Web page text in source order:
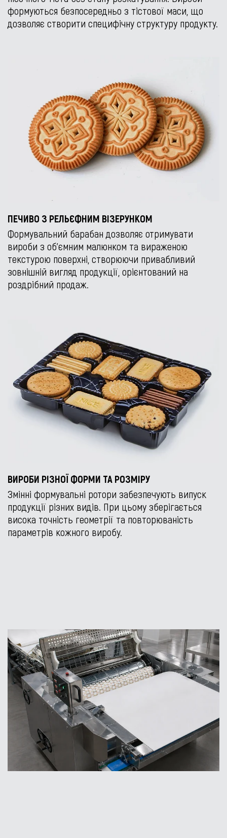
формуються безпосередньо з тістової маси, що
дозволяє створити специфічну структуру продукту.
ПЕЧИВО З РЕЛЬЄФНИМ ВІЗЕРУНКОМ
Формувальний барабан дозволяє отримувати
вироби з об’ємним малюнком та вираженою
текстурою поверхні, створюючи привабливий
зовнішній вигляд продукції, орієнтований на
роздрібний продаж.
ВИРОБИ РІЗНОЇ ФОРМИ ТА РОЗМІРУ
Змінні формувальні ротори забезпечують випуск
продукції різних видів. При цьому зберігається
висока точність геометрії та повторюваність
параметрів кожного виробу.